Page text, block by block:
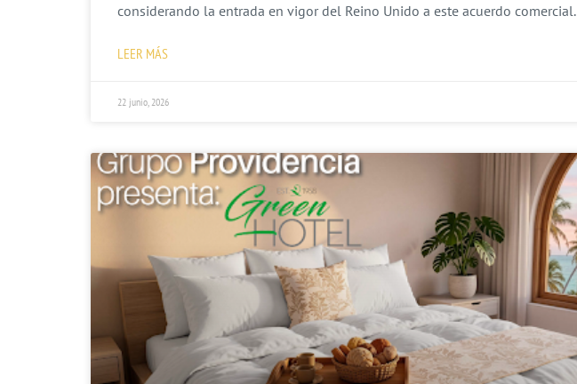
considerando la entrada en vigor del Reino Unido a este acuerdo comercial.
LEER MÁS
22 junio, 2026